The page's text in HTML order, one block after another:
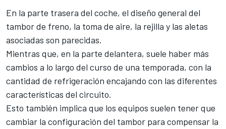
En la parte trasera del coche, el diseño general del
tambor de freno, la toma de aire, la rejilla y las aletas
asociadas son parecidas.
Mientras que, en la parte delantera, suele haber más
cambios a lo largo del curso de una temporada, con la
cantidad de refrigeración encajando con las diferentes
características del circuito.
Esto también implica que los equipos suelen tener que
cambiar la configuración del tambor para compensar la